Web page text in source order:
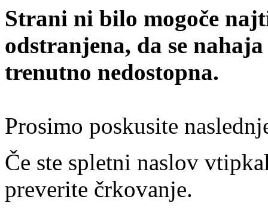
Strani ni bilo mogoče
odstranjena, da se
trenutno nedostopna.
Prosimo poskusite
Če ste spletni naslov
preverite črkovanje.